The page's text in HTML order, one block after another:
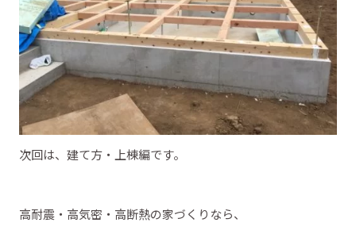
次回は、建て方・上棟編です。
高耐震・高気密・高断熱の家づくりなら、